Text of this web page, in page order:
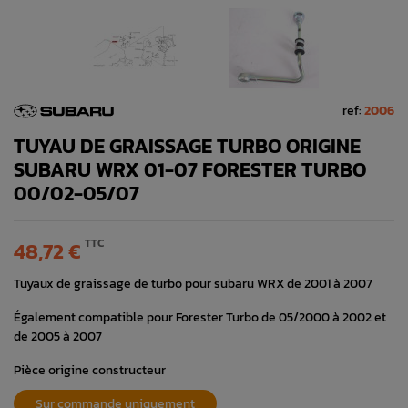
ref:2006
TUYAU DE GRAISSAGE TURBO ORIGINE
SUBARU WRX 01-07 FORESTER TURBO
00/02-05/07
48,72 € TTC
Tuyaux de graissage de turbo pour subaru WRX de 2001 à 2007
Également compatible pour Forester Turbo de 05/2000 à 2002 et
de 2005 à 2007
Pièce origine constructeur
Sur commande uniquement